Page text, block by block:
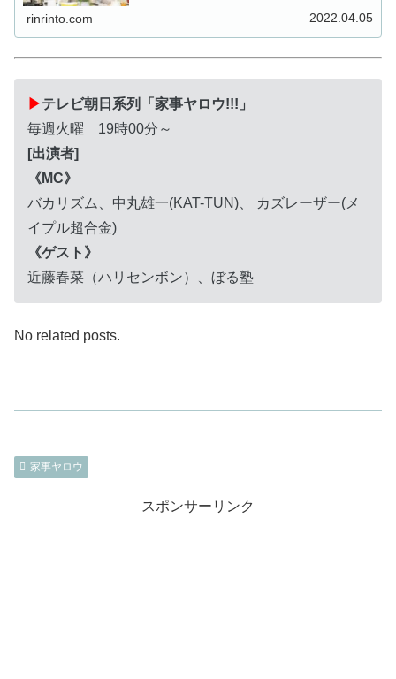
rinrinto.com 2022.04.05
▶テレビ朝日系列「家事ヤロウ!!!」
毎週火曜 19時00分～
[出演者]
《MC》
バカリズム、中丸雄一(KAT-TUN)、 カズレーザー(メ
イプル超合金)
《ゲスト》
近藤春菜（ハリセンボン）、ぼる塾
No related posts.
家事ヤロウ
スポンサーリンク